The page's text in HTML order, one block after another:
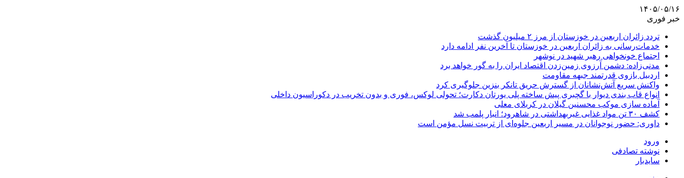
۱۴۰۵/۰۵/۱۶
خبر فوری
تردد زائران اربعین در خوزستان از مرز ۲ میلیون گذشت
خدمات‌رسانی به زائران اربعین در خوزستان تا آخرین نفر ادامه دارد
اجتماع خونخواهی رهبر شهید در نوشهر
مدنی‌زاده: دشمن آرزوی زمین‌زدن اقتصاد ایران را به گور خواهد برد
اردبیل بازوی قدرتمند جبهه مقاومت
واکنش سریع آتش‌نشانان از گسترش حریق تانکر بنزین جلوگیری کرد
انواع قاب بندی دیوار با گچبری پیش ساخته پلی یورتان دکارت؛ تحولی لوکس، فوری و بدون تخریب در دکوراسیون داخلی
آماده سازی موکب محسنین گیلان در کربلای معلی
کشف ۳۰ تن مواد غذایی غیربهداشتی در شاهرود؛ انبار پلمب شد
داوری: حضور نوجوانان در مسیر اربعین جلوه‌ای از تربیت نسل مؤمن است
ورود
نوشته تصادفی
سایدبار